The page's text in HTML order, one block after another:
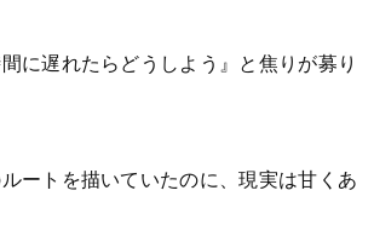
間に遅れたらどうしよう』と焦りが募り
ートを描いていたのに、現実は甘くあ